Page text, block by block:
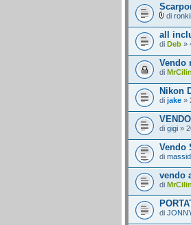
di
all
di Deb »
Vendo
di
Nikon
di jake »
di gigi »
Vendo
di
vendo
di
di